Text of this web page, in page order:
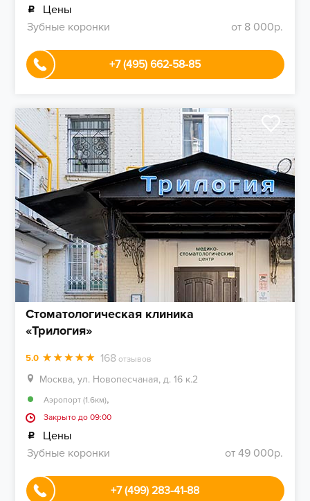
Цены
Зубные коронки
от 8 000р.
+7 (495) 662-58-85
Стоматологическая клиника
«Трилогия»
5.0 168 отзывов
Москва, ул. Новопесчаная, д. 16 к.2
Аэропорт (1.6км),
Закрыто до 09:00
Цены
Зубные коронки
от 49 000р.
+7 (499) 283-41-88